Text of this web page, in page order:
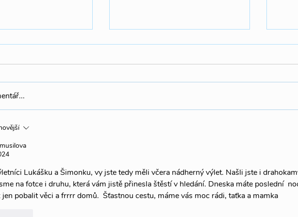
Camp THR
Lukášku a Šimonku, vy jste tedy měli včera nádherný výlet. Našli jste i
na fotce i druhu, která vám jistě přinesla štěstí v hledání. Dneska máte poslední
pobalit věci a frrrr domů.  Šťastnou cestu, máme vás moc rádi, taťka a mamka